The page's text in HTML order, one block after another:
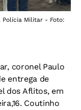
Polícia Militar - Foto:
coronel Paulo
entrega de
dos Aflitos, em
Coutinho